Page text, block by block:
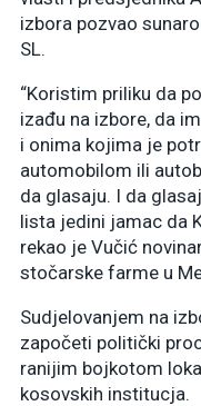
izbora pozvao
SL.
“Koristim priliku da
izađu na izbore, da
i onima kojima je
automobilom ili
da glasaju. I da
lista jedini jamac da
rekao je Vučić
stočarske farme u
Sudjelovanjem na
započeti politički
ranijim bojkotom
kosovskih institucja.